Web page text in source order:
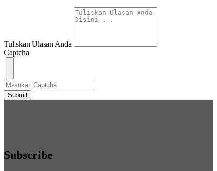
Tuliskan Ulasan Anda
Captcha
Submit
Subscribe